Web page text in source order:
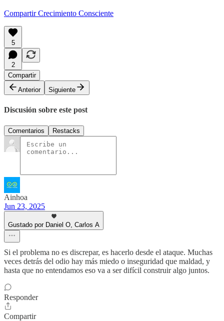
Compartir Crecimiento Consciente
5
2
Compartir
Anterior
Siguiente
Discusión sobre este post
Comentarios Restacks
Ainhoa
Jun 23, 2025
Gustado por Daniel O, Carlos A
Si el problema no es discrepar, es hacerlo desde el ataque. Muchas
veces detrás del odio hay más miedo o inseguridad que maldad, y
hasta que no entendamos eso va a ser difícil construir algo juntos.
Responder
Compartir